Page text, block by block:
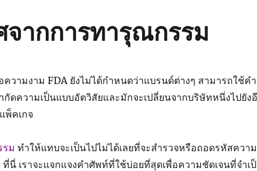
ากการทารุณกรรม
วามงาม FDA ยังไม่ได้กำหนดว่าแบรนด์ต่างๆ สามารถใช้คำ
กัดความเป็นแบบอัตวิสัยและมักจะเปลี่ยนจากบริษัทหนึ่งไปยัง
พ็คเกจ
รม ทำให้แทบจะเป็นไปไม่ได้เลยที่จะสำรวจหรือถอดรหัสความ
ที่นี่ เราจะแจกแจงคำศัพท์ที่ใช้บ่อยที่สุดเพื่อความชัดเจนที่จำเ